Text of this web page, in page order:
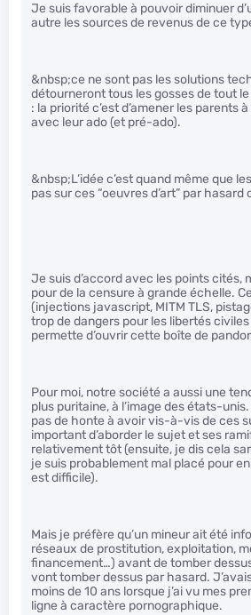
Je suis favorable à pouvoir diminuer
autre les sources de revenus de ce
&nbsp;ce ne sont pas les solutions
détourneront tous les gosses de tout
: la priorité c’est d’amener les parents
avec leur ado (et pré-ado).
&nbsp;L’idée c’est quand même que
pas sur ces “oeuvres d’art” par hasard
Je suis d’accord avec les points cités,
pour de la censure à grande échelle.
(injections javascript, MITM TLS,
trop de dangers pour les libertés civiles
permette d’ouvrir cette boîte de
Pour moi, notre société a aussi une
plus puritaine, à l’image des états-unis.
pas de honte à avoir vis-à-vis de ces
important d’aborder le sujet et ses
relativement tôt (ensuite, je dis cela
je suis probablement mal placé pour
est difficile).
Mais je préfère qu’un mineur ait été
réseaux de prostitution, exploitation,
financement…) avant de tomber
vont tomber dessus par hasard.
moins de 10 ans lorsque j’ai vu mes
ligne à caractère pornographique.